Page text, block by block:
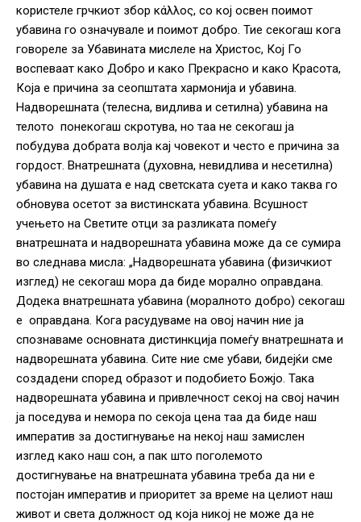
користеле грчкиот збор κάλλος, со кој освен поимот
убавина го означувале и поимот добро. Тие секогаш кога
говореле за Убавината мислеле на Христос, Кој Го
воспеваат како Добро и како Прекрасно и како Красота,
Која е причина за сеопштата хармонија и убавина.
Надворешната (телесна, видлива и сетилна) убавина на
телото понекогаш скротува, но таа не секогаш ја
побудува добрата волја кај човекот и често е причина за
гордост. Внатрешната (духовна, невидлива и несетилна)
убавина на душата е над светската суета и како таква го
обновува осетот за вистинската убавина. Всушност
учењето на Светите отци за разликата помеѓу
внатрешната и надворешната убавина може да се сумира
во следнава мисла: „Надворешната убавина (физичкиот
изглед) не секогаш мора да биде морално оправдана.
Додека внатрешната убавина (моралното добро) секогаш
е оправдана. Кога расудуваме на овој начин ние ја
спознаваме основната дистинкција помеѓу внатрешната и
надворешната убавина. Сите ние сме убави, бидејќи сме
создадени според образот и подобието Божјо. Така
надворешната убавина и привлечност секој на свој начин
ја поседува и немора по секоја цена таа да биде наш
императив за достигнување на некој наш замислен
изглед како наш сон, а пак што поголемото
достигнување на внатрешната убавина треба да ни е
постојан императив и приоритет за време на целиот наш
живот и света должност од која никој не може да не